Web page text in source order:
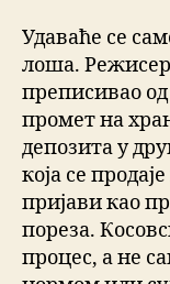
Удаваће се
лоша. Режисер
преписивао од
промет на
депозита у
која се
пријави као
пореза.
процес, а не